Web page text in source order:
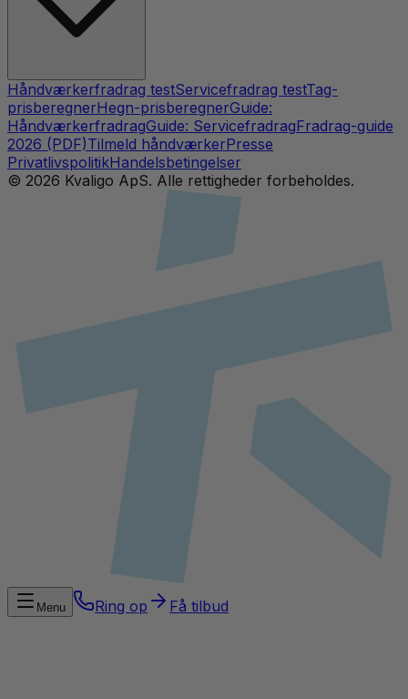
Håndværkerfradrag testServicefradrag testTag-
prisberegnerHegn-prisberegnerGuide:
HåndværkerfradragGuide: ServicefradragFradrag-guide
2026 (PDF)Tilmeld håndværkerPresse
PrivatlivspolitikHandelsbetingelser
© 2026 Kvaligo ApS. Alle rettigheder forbeholdes.
Menu Ring op Få tilbud